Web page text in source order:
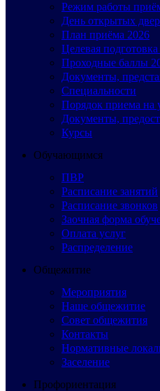
Режим работы
День открытых
План приёма 2026
Целевая
Проходные баллы
Документы,
Специальности
Порядок приема на
Документы,
Курсы
Обучающимся
ПВР
Расписание занятий
Расписание звонков
Заочная форма
Оплата услуг
Распределение
Общежитие
Мероприятия
Наше общежитие
Совет общежития
Контакты
Нормативные
Заселение
Профориентация